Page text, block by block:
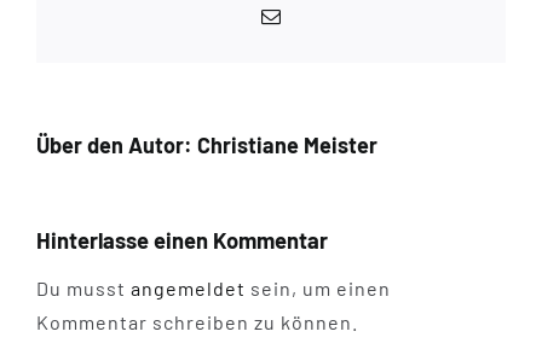
E-
Über den Autor: Christiane Meister
Hinterlasse einen Kommentar
Du musst angemeldet sein, um einen
Kommentar schreiben zu können.